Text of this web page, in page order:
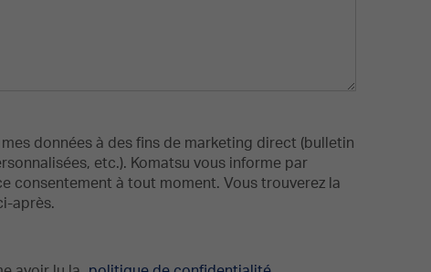
données à des fins de marketing direct (bulletin
etc.). Komatsu vous informe par
consentement à tout moment. Vous trouverez la
après.